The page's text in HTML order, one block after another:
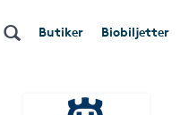
Butiker Biobiljetter